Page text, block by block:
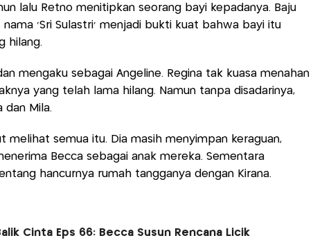
lalu Retno menitipkan seorang bayi kepadanya. Baju
'Sri Sulastri' menjadi bukti kuat bahwa bayi itu
hilang.
mengaku sebagai Angeline. Regina tak kuasa menahan
yang telah lama hilang. Namun tanpa disadarinya,
dan Mila.
melihat semua itu. Dia masih menyimpan keraguan,
Becca sebagai anak mereka. Sementara
hancurnya rumah tangganya dengan Kirana.
Cinta Eps 66: Becca Susun Rencana Licik